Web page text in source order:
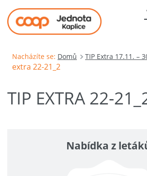
Nacházíte se: Domů TIP Extra 17.11. –
extra 22-21_2
TIP EXTRA 22-
Nabídka z